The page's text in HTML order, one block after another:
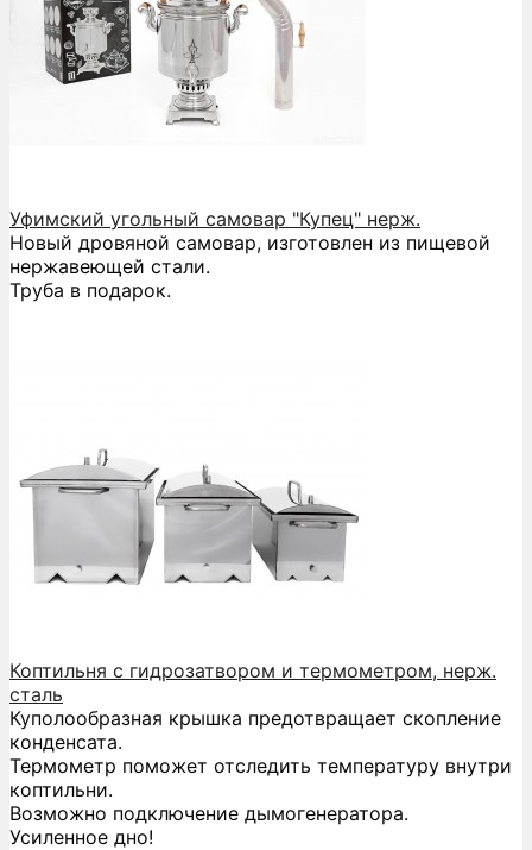
Уфимский угольный самовар "Купец" нерж.
Новый дровяной самовар, изготовлен из пищевой
нержавеющей стали.
Труба в подарок.
Коптильня с гидрозатвором и термометром, нерж.
сталь
Куполообразная крышка предотвращает скопление
конденсата.
Термометр поможет отследить температуру внутри
коптильни.
Возможно подключение дымогенератора.
Усиленное дно!